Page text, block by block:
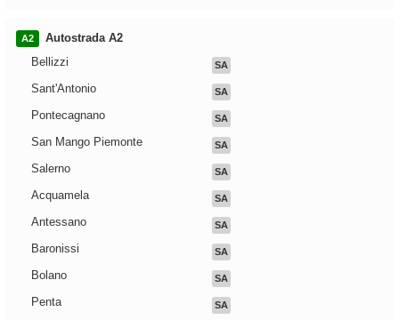
A2
Autostrada A2
Bellizzi
SA
Sant'Antonio SA
Pontecagnano SA
San Mango Piemonte SA
Salerno SA
Acquamela SA
Antessano SA
Baronissi SA
Bolano SA
Penta SA